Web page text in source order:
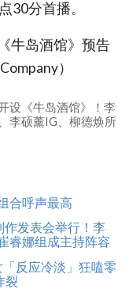
30分首播。
牛岛酒馆》预告
）
设《牛岛酒馆》！李
李硕薰IG、柳德焕所
合呼声最高
作发表会举行！李
睿娜组成主持阵容
反应冷淡」狂嗑零
裂